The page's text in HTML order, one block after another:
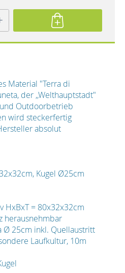
Material "Terra di
der ,,Welthauptstadt"
Outdoorbetrieb
wird steckerfertig
absolut
Kugel Ø25cm
HxBxT = 80x32x32cm
herausnehmbar
Ø 25cm inkl. Quellaustritt
Laufkultur, 10m